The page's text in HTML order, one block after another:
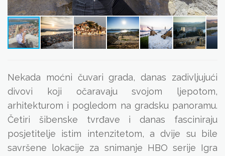
Nekada moćni čuvari grada, danas zadivljujući
divovi koji očaravaju svojom ljepotom,
arhitekturom i pogledom na gradsku panoramu.
Četiri šibenske tvrđave i danas fasciniraju
posjetitelje istim intenzitetom, a dvije su bile
savršene lokacije za snimanje HBO serije Igra